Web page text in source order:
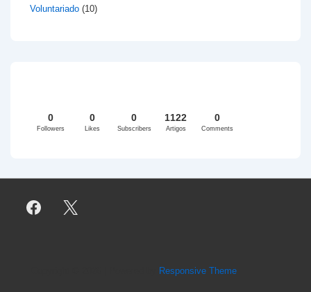
Voluntariado (10)
0
Followers
0
Likes
0
Subscribers
1122
Artigos
0
Comments
Responsive Theme